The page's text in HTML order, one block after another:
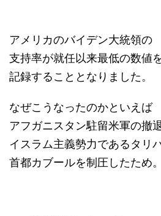
アメリカのバイデン大統領の
支持率が就任以来最低の数値
記録することとなりました。
なぜこうなったのかといえば
アフガニスタン駐留米軍の撤
イスラム主義勢力であるタリ
首都カブールを制圧したため。